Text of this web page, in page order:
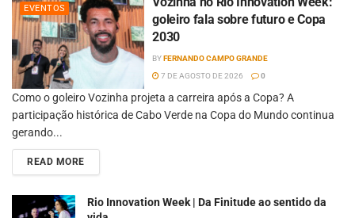
Rio Innovation Week | Da Finitude ao sentido da
vida
6 DE AGOSTO DE 2026
Como a Inteligência artificial pode mudar o futuro
dos direitos autorais